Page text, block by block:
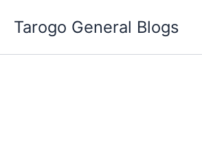
要
Tarogo General Blogs